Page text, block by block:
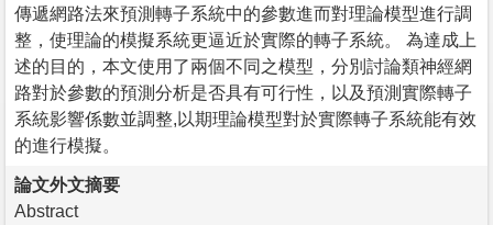
傳遞網路法來預測轉子系統中的參數進而對理論模型進行調
整，使理論的模擬系統更逼近於實際的轉子系統。 為達成上
述的目的，本文使用了兩個不同之模型，分別討論類神經網
路對於參數的預測分析是否具有可行性，以及預測實際轉子
系統影響係數並調整,以期理論模型對於實際轉子系統能有效
的進行模擬。
論文外文摘要
Abstract